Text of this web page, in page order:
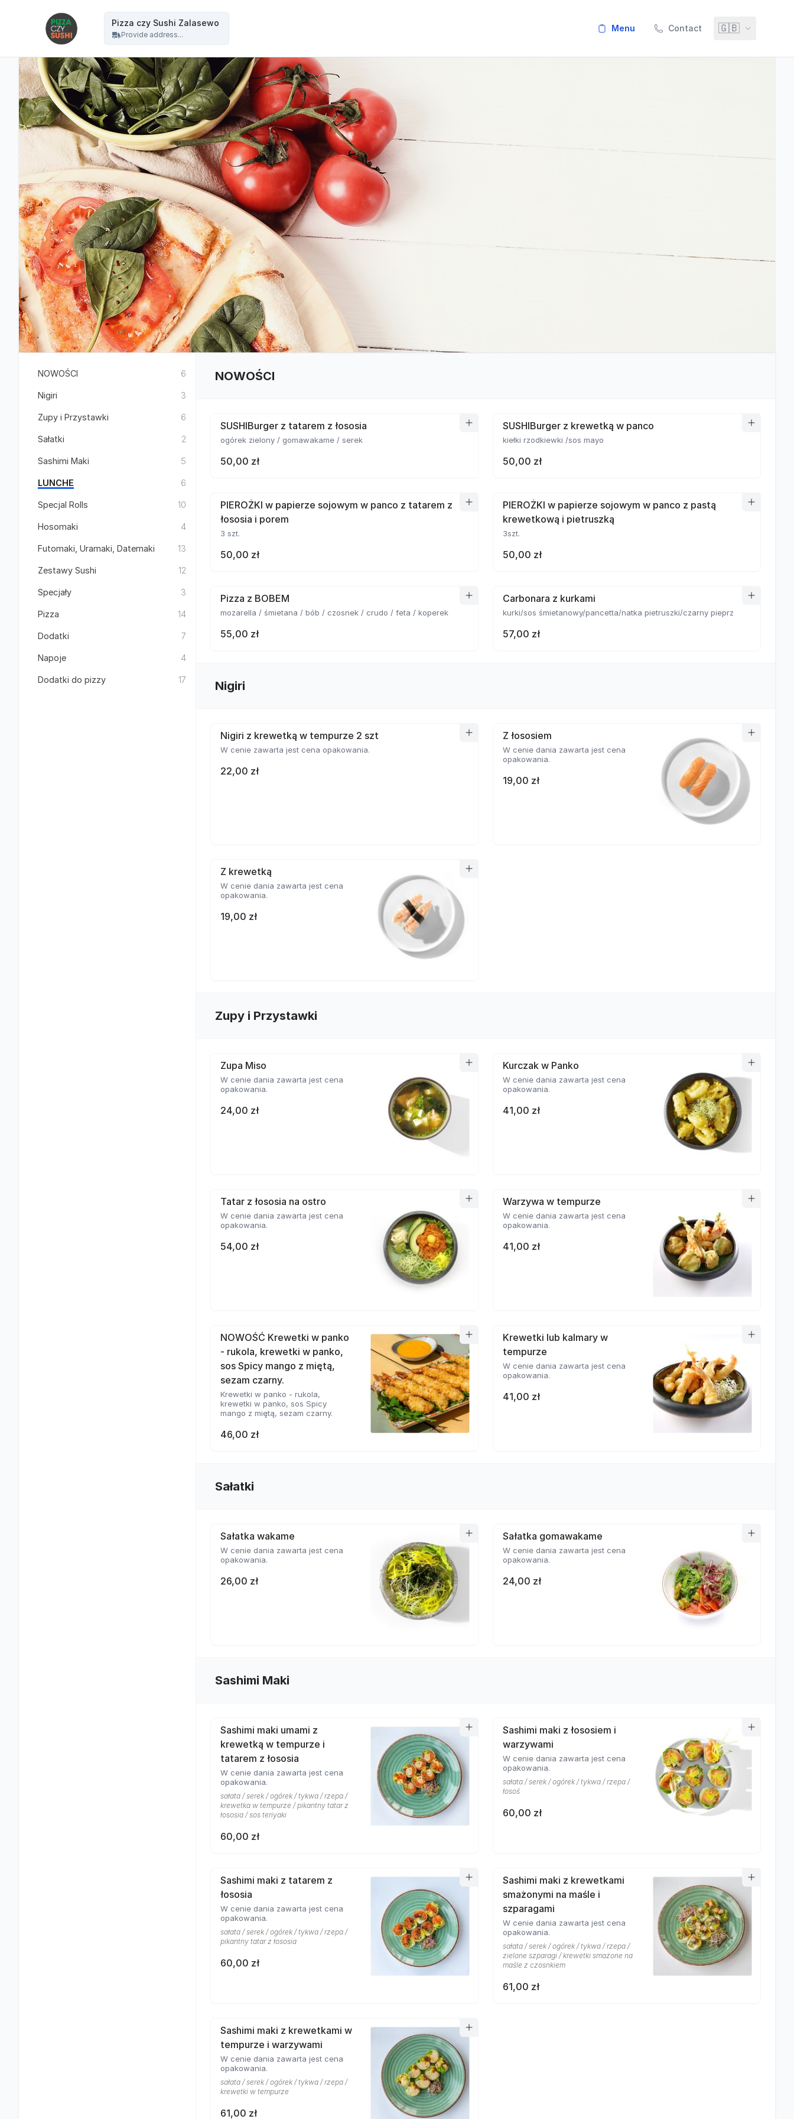
Pizza czy Sushi Zalasewo
Provide address...
menu Contact 🇬🇧
NOWOŚCI 6
Nigiri 3
Zupy i Przystawki 6
Sałatki 2
Sashimi Maki 5
LUNCHE 6
Specjal Rolls 10
Hosomaki 4
Futomaki, Uramaki, Datemaki 13
Zestawy Sushi 12
Specjały 3
Pizza 14
Dodatki 7
Napoje 4
Dodatki do pizzy 17
NOWOŚCI
SUSHIBurger z tatarem z łososia
ogórek zielony / gomawakame / serek
50,00 zł
SUSHIBurger z krewetką w panco
kiełki rzodkiewki /sos mayo
50,00 zł
PIEROŻKI w papierze sojowym w panco z tatarem z
łososia i porem
3 szt.
50,00 zł
PIEROŻKI w papierze sojowym w panco z pastą
krewetkową i pietruszką
3szt.
50,00 zł
Pizza z BOBEM
mozarella / śmietana / bób / czosnek / crudo / feta / koperek
55,00 zł
Carbonara z kurkami
kurki/sos śmietanowy/pancetta/natka pietruszki/czarny pieprz
57,00 zł
Nigiri
Nigiri z krewetką w tempurze 2 szt
W cenie zawarta jest cena opakowania.
22,00 zł
Z łososiem
W cenie dania zawarta jest cena
opakowania.
19,00 zł
Z krewetką
W cenie dania zawarta jest cena
opakowania.
19,00 zł
Zupy i Przystawki
Zupa Miso
W cenie dania zawarta jest cena
opakowania.
24,00 zł
Kurczak w Panko
W cenie dania zawarta jest cena
opakowania.
41,00 zł
Tatar z łososia na ostro
W cenie dania zawarta jest cena
opakowania.
54,00 zł
Warzywa w tempurze
W cenie dania zawarta jest cena
opakowania.
41,00 zł
NOWOŚĆ Krewetki w panko
- rukola, krewetki w panko,
sos Spicy mango z miętą,
sezam czarny.
Krewetki w panko - rukola,
krewetki w panko, sos Spicy
mango z miętą, sezam czarny.
46,00 zł
Krewetki lub kalmary w
tempurze
W cenie dania zawarta jest cena
opakowania.
41,00 zł
Sałatki
Sałatka wakame
W cenie dania zawarta jest cena
opakowania.
26,00 zł
Sałatka gomawakame
W cenie dania zawarta jest cena
opakowania.
24,00 zł
Sashimi Maki
Sashimi maki umami z
krewetką w tempurze i
tatarem z łososia
W cenie dania zawarta jest cena
opakowania.
sałata / serek / ogórek / tykwa / rzepa /
krewetka w tempurze / pikantny tatar z
łososia / sos teriyaki
60,00 zł
Sashimi maki z łososiem i
warzywami
W cenie dania zawarta jest cena
opakowania.
sałata / serek / ogórek / tykwa / rzepa /
łosoś
60,00 zł
Sashimi maki z tatarem z
łososia
W cenie dania zawarta jest cena
opakowania.
sałata / serek / ogórek / tykwa / rzepa /
pikantny tatar z łososia
60,00 zł
Sashimi maki z krewetkami
smażonymi na maśle i
szparagami
W cenie dania zawarta jest cena
opakowania.
sałata / serek / ogórek / tykwa / rzepa /
zielone szparagi / krewetki smażone na
maśle z czosnkiem
61,00 zł
Sashimi maki z krewetkami w
tempurze i warzywami
W cenie dania zawarta jest cena
opakowania.
sałata / serek / ogórek / tykwa / rzepa /
krewetki w tempurze
61,00 zł